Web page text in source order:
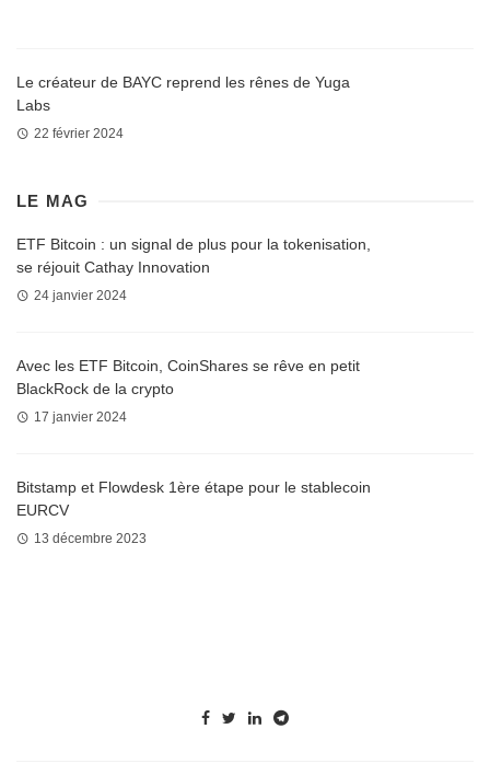
Le créateur de BAYC reprend les rênes de Yuga
Labs
22 février 2024
LE MAG
ETF Bitcoin : un signal de plus pour la tokenisation,
se réjouit Cathay Innovation
24 janvier 2024
Avec les ETF Bitcoin, CoinShares se rêve en petit
BlackRock de la crypto
17 janvier 2024
Bitstamp et Flowdesk 1ère étape pour le stablecoin
EURCV
13 décembre 2023